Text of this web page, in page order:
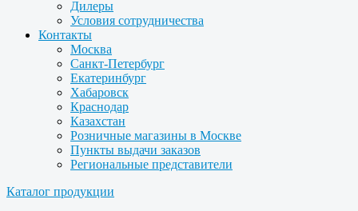
Дилеры
Условия сотрудничества
Контакты
Москва
Санкт-Петербург
Екатеринбург
Хабаровск
Краснодар
Казахстан
Розничные магазины в Москве
Пункты выдачи заказов
Региональные представители
Каталог продукции